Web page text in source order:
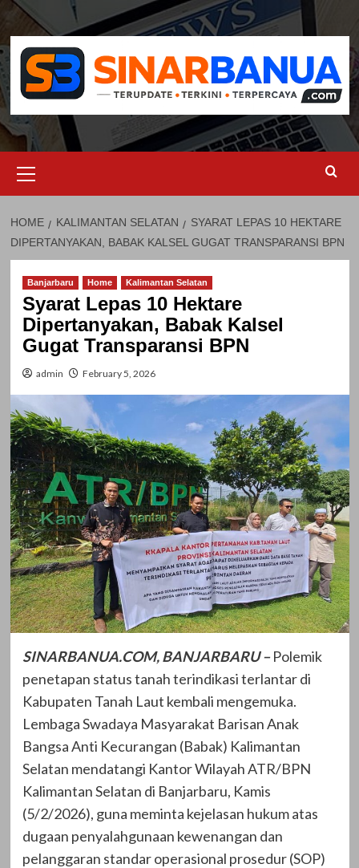
Skip
content
Menu
HOME KALIMANTAN SELATAN
SYARAT LEPAS 10 HEKTARE
DIPERTANYAKAN, BABAK KALSEL GUGAT TRANSPARANSI BPN
Banjarbaru Home Kalimantan Selatan
Syarat Lepas 10 Hektare
Dipertanyakan, Babak Kalsel
Gugat Transparansi BPN
admin February 5, 2026
SINARBANUA.COM, BANJARBARU –Polemik
penetapan status tanah terindikasi terlantar di
Kabupaten Tanah Laut kembali mengemuka.
Lembaga Swadaya Masyarakat Barisan Anak
Bangsa Anti Kecurangan (Babak) Kalimantan
Selatan mendatangi Kantor Wilayah ATR/BPN
Kalimantan Selatan di Banjarbaru, Kamis
(5/2/2026), guna meminta kejelasan hukum atas
dugaan penyalahgunaan kewenangan dan
pelanggaran standar operasional prosedur (SOP)